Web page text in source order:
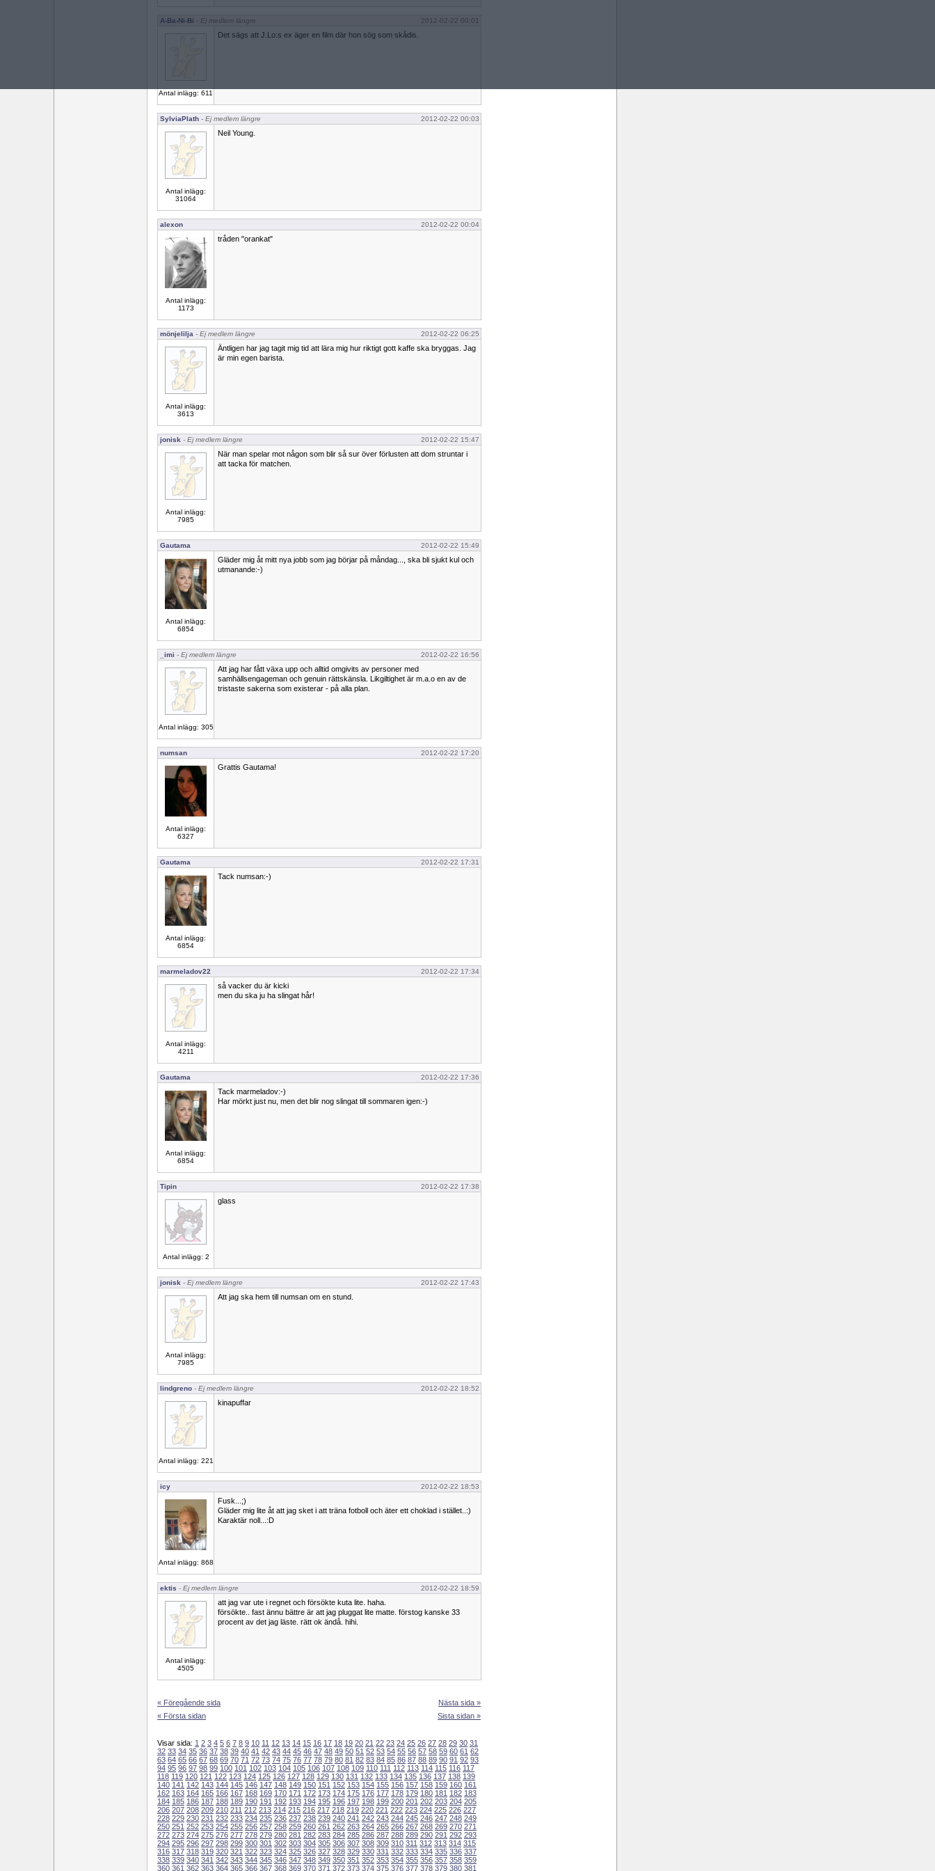
A-Ba-Ni-Bi - Ej medlem längre 2012-02-22 00:01
Antal inlägg: 611
Det sägs att J.Lo:s ex äger en film där hon sög som skådis.
SylviaPlath - Ej medlem längre 2012-02-22 00:03
Antal inlägg:
31064
Neil Young.
alexon 2012-02-22 00:04
Antal inlägg:
1173
tråden "orankat"
mönjelilja - Ej medlem längre 2012-02-22 06:25
Antal inlägg:
3613
Äntligen har jag tagit mig tid att lära mig hur riktigt gott kaffe ska bryggas. Jag
är min egen barista.
jonisk - Ej medlem längre 2012-02-22 15:47
Antal inlägg:
7985
När man spelar mot någon som blir så sur över förlusten att dom struntar i
att tacka för matchen.
Gautama 2012-02-22 15:49
Antal inlägg:
6854
Gläder mig åt mitt nya jobb som jag börjar på måndag..., ska bli sjukt kul och
utmanande:-)
_imi - Ej medlem längre 2012-02-22 16:56
Antal inlägg: 305
Att jag har fått växa upp och alltid omgivits av personer med
samhällsengageman och genuin rättskänsla. Likgiltighet är m.a.o en av de
tristaste sakerna som existerar - på alla plan.
numsan 2012-02-22 17:20
Antal inlägg:
6327
Grattis Gautama!
Gautama 2012-02-22 17:31
Antal inlägg:
6854
Tack numsan:-)
marmeladov22 2012-02-22 17:34
Antal inlägg:
4211
så vacker du är kicki
men du ska ju ha slingat hår!
Gautama 2012-02-22 17:36
Antal inlägg:
6854
Tack marmeladov:-)
Har mörkt just nu, men det blir nog slingat till sommaren igen:-)
Tipin 2012-02-22 17:38
Antal inlägg: 2
glass
jonisk - Ej medlem längre 2012-02-22 17:43
Antal inlägg:
7985
Att jag ska hem till numsan om en stund.
lindgreno - Ej medlem längre 2012-02-22 18:52
Antal inlägg: 221
kinapuffar
icy 2012-02-22 18:53
Antal inlägg: 868
Fusk...;)
Gläder mig lite åt att jag sket i att träna fotboll och äter ett choklad i stället..:)
Karaktär noll...:D
ektis - Ej medlem längre 2012-02-22 18:59
Antal inlägg:
4505
att jag var ute i regnet och försökte kuta lite. haha.
försökte.. fast ännu bättre är att jag pluggat lite matte. förstog kanske 33
procent av det jag läste. rätt ok ändå. hihi.
« Föregående sida
« Första sidan
Nästa sida »
Sista sidan »
Visar sida: 1 2 3 4 5 6 7 8 9 10 11 12 13 14 15 16 17 18 19 20 21 22 23 24 25 26 27 28 29 30 31
32 33 34 35 36 37 38 39 40 41 42 43 44 45 46 47 48 49 50 51 52 53 54 55 56 57 58 59 60 61 62
63 64 65 66 67 68 69 70 71 72 73 74 75 76 77 78 79 80 81 82 83 84 85 86 87 88 89 90 91 92 93
94 95 96 97 98 99 100 101 102 103 104 105 106 107 108 109 110 111 112 113 114 115 116 117
118 119 120 121 122 123 124 125 126 127 128 129 130 131 132 133 134 135 136 137 138 139
140 141 142 143 144 145 146 147 148 149 150 151 152 153 154 155 156 157 158 159 160 161
162 163 164 165 166 167 168 169 170 171 172 173 174 175 176 177 178 179 180 181 182 183
184 185 186 187 188 189 190 191 192 193 194 195 196 197 198 199 200 201 202 203 204 205
206 207 208 209 210 211 212 213 214 215 216 217 218 219 220 221 222 223 224 225 226 227
228 229 230 231 232 233 234 235 236 237 238 239 240 241 242 243 244 245 246 247 248 249
250 251 252 253 254 255 256 257 258 259 260 261 262 263 264 265 266 267 268 269 270 271
272 273 274 275 276 277 278 279 280 281 282 283 284 285 286 287 288 289 290 291 292 293
294 295 296 297 298 299 300 301 302 303 304 305 306 307 308 309 310 311 312 313 314 315
316 317 318 319 320 321 322 323 324 325 326 327 328 329 330 331 332 333 334 335 336 337
338 339 340 341 342 343 344 345 346 347 348 349 350 351 352 353 354 355 356 357 358 359
360 361 362 363 364 365 366 367 368 369 370 371 372 373 374 375 376 377 378 379 380 381